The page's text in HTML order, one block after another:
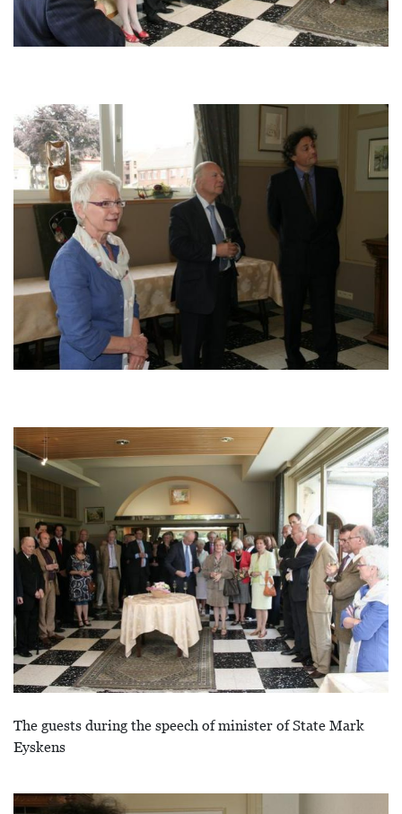
Image
Image
The guests during the speech of minister of State Mark
Eyskens
Image